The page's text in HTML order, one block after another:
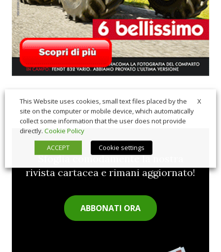
Sfoglia comodamente la nostra
rivista cartacea e rimani aggiornato!
ABBONATI ORA
X
This Website uses cookies, small text files placed by the
site on the computer or mobile device, which automatically
collect some information that the user does not provide
directly. Cookie Policy
ACCEPT
Cookie settings